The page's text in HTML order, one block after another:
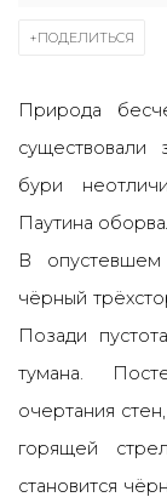
ПОДЕЛИТЬСЯ
Природа
существовали
бури
Паутина
В
чёрный
Позади
тумана.
очертания
горящей
становится